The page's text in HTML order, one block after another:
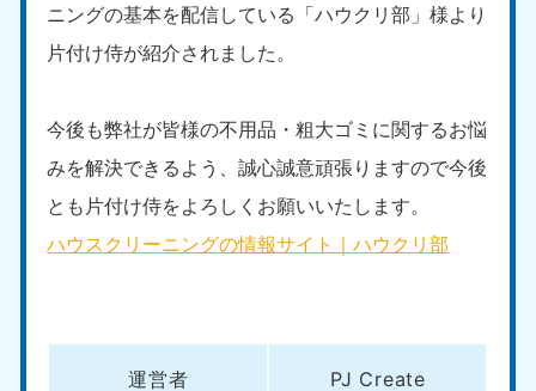
ニングの基本を配信している「ハウクリ部」様より
片付け侍が紹介されました。
今後も弊社が皆様の不用品・粗大ゴミに関するお悩
みを解決できるよう、誠心誠意頑張りますので今後
とも片付け侍をよろしくお願いいたします。
ハウスクリーニングの情報サイト｜ハウクリ部
運営者 PJ Create